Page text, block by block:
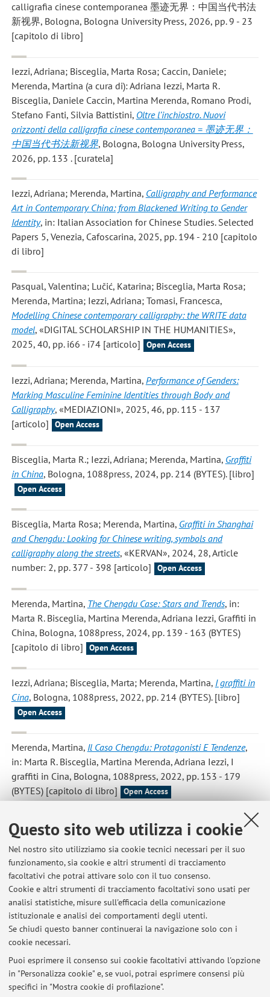
Questo sito web utilizza i cookie
Nel nostro sito utilizziamo sia cookie tecnici necessari per il suo
funzionamento, sia cookie e altri strumenti di tracciamento
facoltativi che potrai attivare solo con il tuo consenso.
Cookie e altri strumenti di tracciamento facoltativi sono usati per
analisi statistiche, misure sull'efficacia della comunicazione
istituzionale e analisi dei comportamenti degli utenti.
Se chiudi questo banner continuerai la navigazione solo con i
cookie necessari.
Puoi esprimere il consenso sui cookie facoltativi attivando l'opzione
in "Personalizza cookie" e, se vuoi, potrai esprimere consensi più
specifici in "Mostra cookie di profilazione".
calligrafia cinese contemporanea 墨迹无界：中国当代书法
新视界, Bologna, Bologna University Press, 2026, pp. 9 - 23
[capitolo di libro]
Iezzi, Adriana; Bisceglia, Marta Rosa; Caccin, Daniele;
Merenda, Martina (a cura di): Adriana Iezzi, Marta R.
Bisceglia, Daniele Caccin, Martina Merenda, Romano Prodi,
Stefano Fanti, Silvia Battistini, Oltre l’inchiostro. Nuovi
orizzonti della calligrafia cinese contemporanea = 墨迹无界：
中国当代书法新视界, Bologna, Bologna University Press,
2026, pp. 133 . [curatela]
Iezzi, Adriana; Merenda, Martina, Calligraphy and Performance
Art in Contemporary China: from Blackened Writing to Gender
Identity, in: Italian Association for Chinese Studies. Selected
Papers 5, Venezia, Cafoscarina, 2025, pp. 194 - 210 [capitolo
di libro]
Pasqual, Valentina; Lučić, Katarina; Bisceglia, Marta Rosa;
Merenda, Martina; Iezzi, Adriana; Tomasi, Francesca,
Modelling Chinese contemporary calligraphy: the WRITE data
model, «DIGITAL SCHOLARSHIP IN THE HUMANITIES»,
2025, 40, pp. i66 - i74 [articolo]
Open Access
Iezzi, Adriana; Merenda, Martina, Performance of Genders:
Marking Masculine Feminine Identities through Body and
Calligraphy, «MEDIAZIONI», 2025, 46, pp. 115 - 137
[articolo]
Open Access
Bisceglia, Marta R.; Iezzi, Adriana; Merenda, Martina, Graffiti
in China, Bologna, 1088press, 2024, pp. 214 (BYTES). [libro]
Open Access
Bisceglia, Marta Rosa; Merenda, Martina, Graffiti in Shanghai
and Chengdu: Looking for Chinese writing, symbols and
calligraphy along the streets, «KERVAN», 2024, 28, Article
number: 2, pp. 377 - 398 [articolo]
Open Access
Merenda, Martina, The Chengdu Case: Stars and Trends, in:
Marta R. Bisceglia, Martina Merenda, Adriana Iezzi, Graffiti in
China, Bologna, 1088press, 2024, pp. 139 - 163 (BYTES)
[capitolo di libro]
Open Access
Iezzi, Adriana; Bisceglia, Marta; Merenda, Martina, I graffiti in
Cina, Bologna, 1088press, 2022, pp. 214 (BYTES). [libro]
Open Access
Merenda, Martina, Il Caso Chengdu: Protagonisti E Tendenze,
in: Marta R. Bisceglia, Martina Merenda, Adriana Iezzi, I
graffiti in Cina, Bologna, 1088press, 2022, pp. 153 - 179
(BYTES) [capitolo di libro]
Open Access
Pasqual, Valentina; Bisceglia, Marta R.; Iezzi, Adriana;
Merenda, Martina; Tomasi, Francesca
Contemporary Calligraphy: the WRITE Dataset, in: Digital
Humanities 2022: Book of Abstracts, 2022, pp. 539 - 541
(atti di: Digital Humanities 2022, Tokyo, 25-29/07/2022)
[atti di convegno-abstract]
Ultimi avvisi